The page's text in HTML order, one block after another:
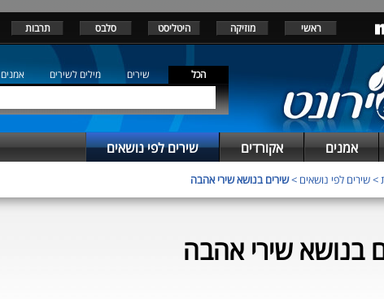
ראשי מוזיקה היטליסט סלבס תרבות
הכל שירים מילים לשירים אמנים
אמנים אקורדים שירים לפי נושאים
>שירים לפי נושאים >שירים בנושא שירי אהבה
בנושא שירי אהבה